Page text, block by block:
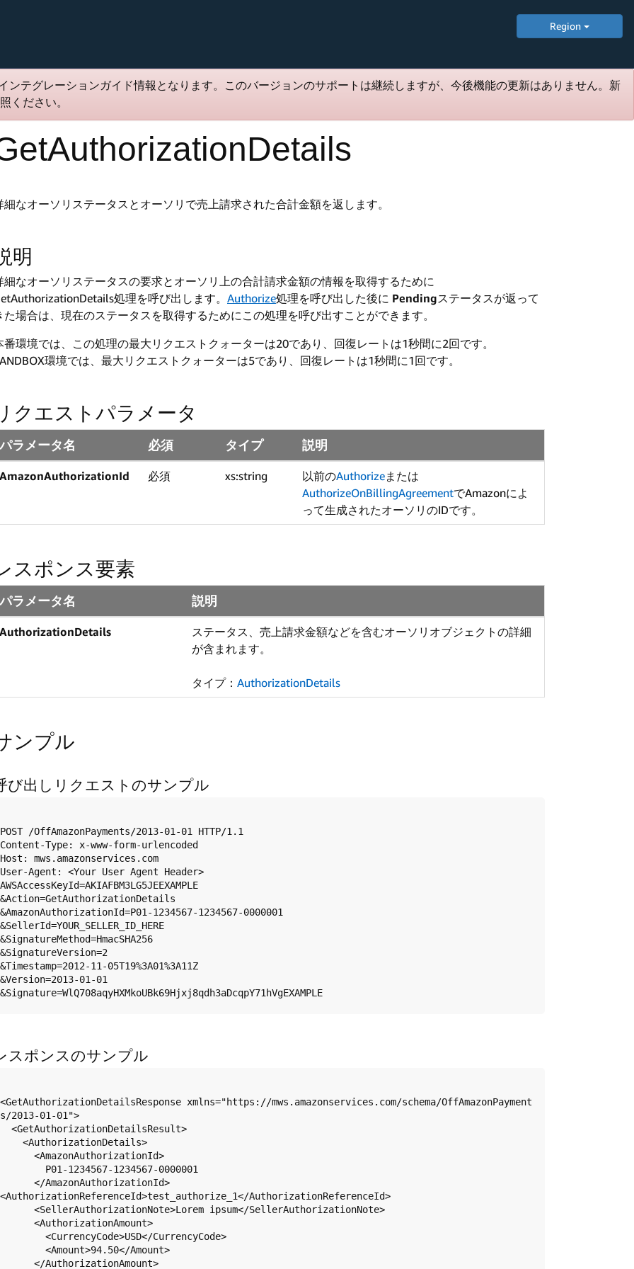
Region
ンテグレーションガイド情報となります。このバージョンのサポートは継続しますが、今後機能の更新はありません。新
ください。
細なオーソリステータスとオーソリで売上請求された合計金額を返します。
明
細なオーソリステータスの要求とオーソリ上の合計請求金額の情報を取得するために
処理を呼び出します。 Authorize処理を呼び出した後に Pendingステータスが返って
た場合は、現在のステータスを取得するためにこの処理を呼び出すことができます。
番環境では、この処理の最大リクエストクォーターは20であり、回復レートは1秒間に2回です。
環境では、最大リクエストクォーターは5であり、回復レートは1秒間に1回です。
クエストパラメータ
パラメータ名 必須 タイプ 説明
AmazonAuthorizationId 必須 xs:string 以前のAuthorizeまたは
AuthorizeOnBillingAgreementでAmazonによ
って生成されたオーソリのIDです。
スポンス要素
パラメータ名 説明
AuthorizationDetails
ステータス、売上請求金額などを含むオーソリオブジェクトの詳細
が含まれます。
タイプ： AuthorizationDetails
ンプル
び出しリクエストのサンプル
POST /OffAmazonPayments/2013-01-01 HTTP/1.1
Content-Type: x-www-form-urlencoded
Host: mws.amazonservices.com
User-Agent: <Your User Agent Header>
AWSAccessKeyId=AKIAFBM3LG5JEEXAMPLE
&Action=GetAuthorizationDetails
&AmazonAuthorizationId=P01-1234567-1234567-0000001
&SellerId=YOUR_SELLER_ID_HERE
&SignatureMethod=HmacSHA256
&SignatureVersion=2
&Timestamp=2012-11-05T19%3A01%3A11Z
&Version=2013-01-01
スポンスのサンプル
<GetAuthorizationDetailsResponse xmlns="https://mws.amazonservices.com/schema/OffAmazonPayment
s/2013-01-01">
<AuthorizationReferenceId>test_authorize_1</AuthorizationReferenceId>